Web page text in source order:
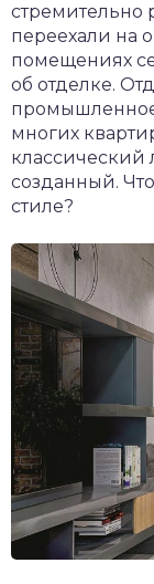
стремительно
переехали на
помещениях
об отделке.
многих
классический
созданный.
стиле?